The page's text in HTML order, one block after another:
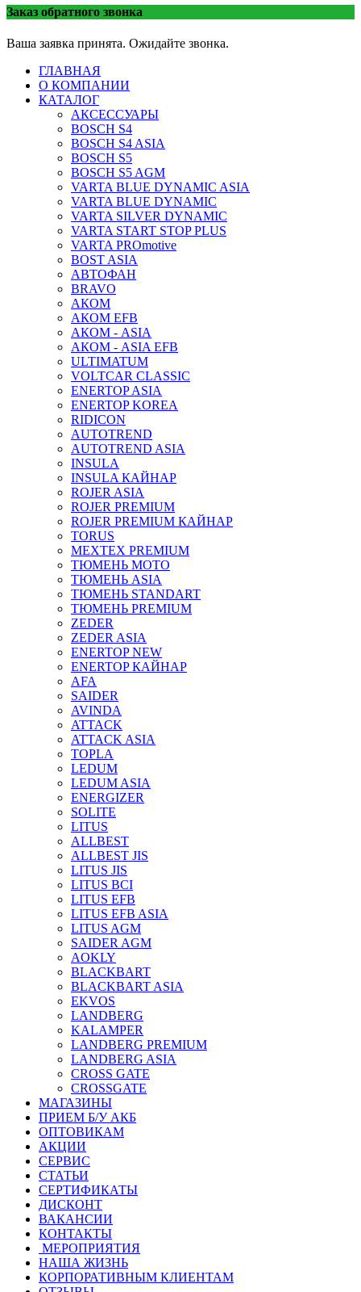
Заказ обратного звонка
Ваша заявка принята. Ожидайте звонка.
ГЛАВНАЯ
О КОМПАНИИ
КАТАЛОГ
АКСЕССУАРЫ
BOSCH S4
BOSCH S4 ASIA
BOSCH S5
BOSCH S5 AGM
VARTA BLUE DYNAMIC ASIA
VARTA BLUE DYNAMIC
VARTA SILVER DYNAMIC
VARTA START STOP PLUS
VARTA PROmotive
BOST ASIA
АВТОФАН
BRAVO
АКОМ
АКОМ EFB
АКОМ - ASIA
АКОМ - ASIA EFB
ULTIMATUM
VOLTCAR CLASSIC
ENERTOP ASIA
ENERTOP KOREA
RIDICON
AUTOTREND
AUTOTREND ASIA
INSULA
INSULA КАЙНАР
ROJER ASIA
ROJER PREMIUM
ROJER PREMIUM КАЙНАР
TORUS
MEXTEX PREMIUM
ТЮМЕНЬ МОТО
ТЮМЕНЬ ASIA
ТЮМЕНЬ STANDART
ТЮМЕНЬ PREMIUM
ZEDER
ZEDER ASIA
ENERTOP NEW
ENERTOP КАЙНАР
AFA
SAIDER
AVINDA
ATTACK
ATTACK ASIA
TOPLA
LEDUM
LEDUM ASIA
ENERGIZER
SOLITE
LITUS
ALLBEST
ALLBEST JIS
LITUS JIS
LITUS BCI
LITUS EFB
LITUS EFB ASIA
LITUS AGM
SAIDER AGM
AOKLY
BLACKBART
BLACKBART ASIA
EKVOS
LANDBERG
KALAMPER
LANDBERG PREMIUM
LANDBERG ASIA
CROSS GATE
CROSSGATE
МАГАЗИНЫ
ПРИЕМ Б/У АКБ
ОПТОВИКАМ
АКЦИИ
СЕРВИС
СТАТЬИ
СЕРТИФИКАТЫ
ДИСКОНТ
ВАКАНСИИ
КОНТАКТЫ
МЕРОПРИЯТИЯ
НАША ЖИЗНЬ
КОРПОРАТИВНЫМ КЛИЕНТАМ